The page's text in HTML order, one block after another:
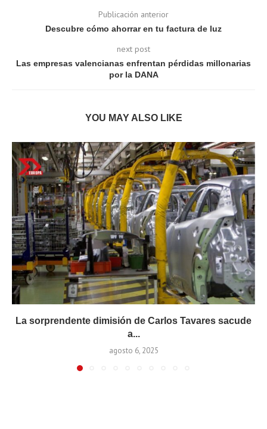
Publicación anterior
Descubre cómo ahorrar en tu factura de luz
next post
Las empresas valencianas enfrentan pérdidas millonarias
por la DANA
YOU MAY ALSO LIKE
La sorprendente dimisión de Carlos Tavares sacude
a...
agosto 6, 2025